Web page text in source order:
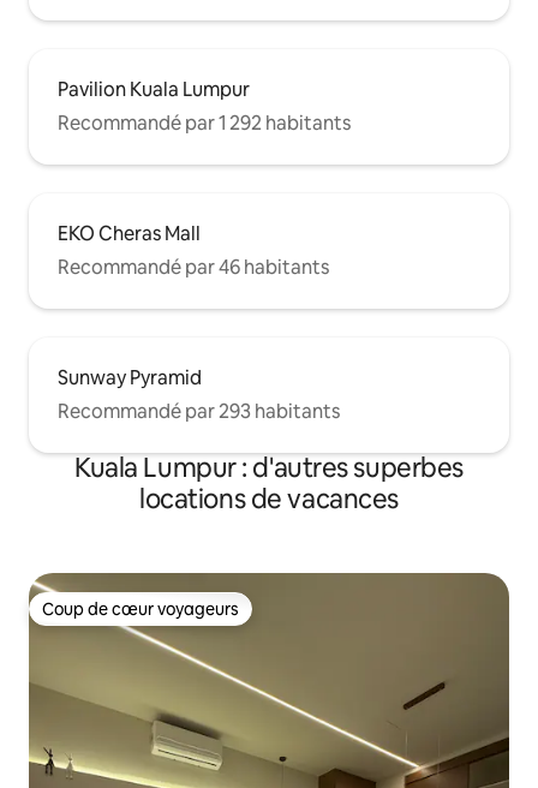
Pavilion Kuala Lumpur
Recommandé par 1 292 habitants
EKO Cheras Mall
Recommandé par 46 habitants
Sunway Pyramid
Recommandé par 293 habitants
Kuala Lumpur : d'autres superbes
locations de vacances
Coup de cœur voyageurs
Coup de cœur voyageurs